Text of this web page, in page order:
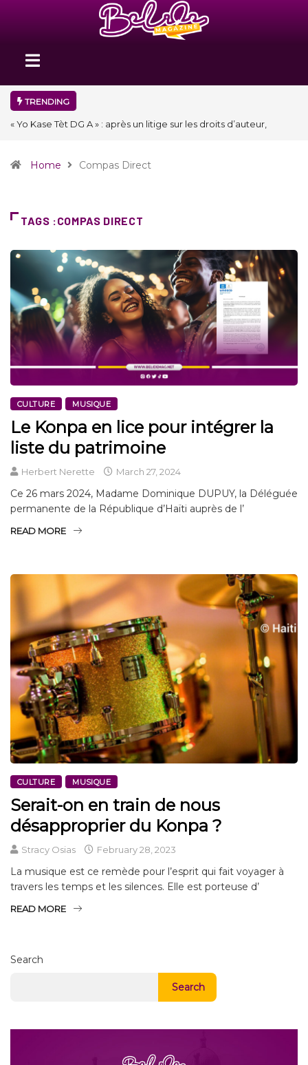
TRENDING
« Floraison » : la Division D de Toastmasters International en Haïti
Home Compas Direct
TAGS :COMPAS DIRECT
CULTURE MUSIQUE
Le Konpa en lice pour intégrer la
liste du patrimoine
Herbert Nerette March 27, 2024
Ce 26 mars 2024, Madame Dominique DUPUY, la Déléguée
permanente de la République d’Haïti auprès de l’
READ MORE
CULTURE MUSIQUE
Serait-on en train de nous
désapproprier du Konpa ?
Stracy Osias February 28, 2023
La musique est ce remède pour l’esprit qui fait voyager à
travers les temps et les silences. Elle est porteuse d’
READ MORE
Search
Search